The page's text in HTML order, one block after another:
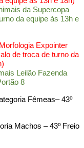
da Supercopa
da equipe às 13h e
Expointer
de troca de turno da
Leilão Fazenda
8
Fêmeas– 43º
Machos – 43º Freio